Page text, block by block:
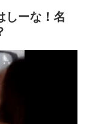
しーな！名